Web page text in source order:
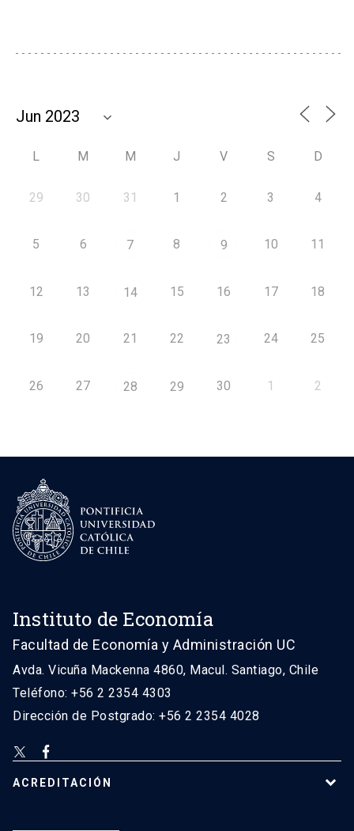
L M M J V S D
29 30 31 1 2 3 4
5 6 7 8 9 10 11
12 13 14 15 16 17 18
19 20 21 22 23 24 25
26 27 28 29 30 1 2
Instituto de Economía
Facultad de Economía y Administración UC
Avda. Vicuña Mackenna 4860, Macul. Santiago, Chile
Teléfono: +56 2 2354 4303
Dirección de Postgrado: +56 2 2354 4028
ACREDITACIÓN